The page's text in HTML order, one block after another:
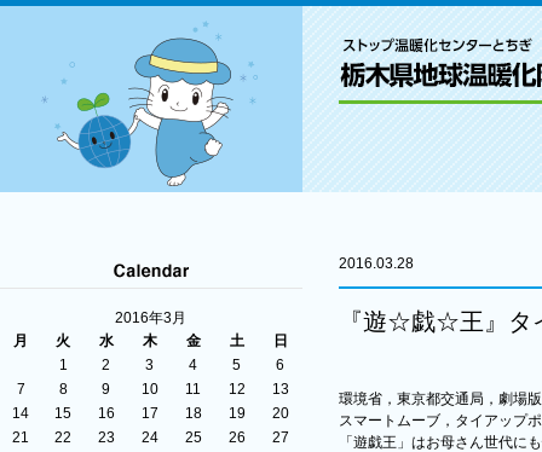
2016年3月
月
火 水 木 金 土 日
1 2 3 4 5
6
7
8 9 10 11 12
13
14
15 16 17 18 19
20
21
22 23 24 25 26
27
2016.03.28
『遊☆戯☆王』タ
環境省，東京都交通局，劇
スマートムーブ，タイアップ
「遊戯王」はお母さん世代に